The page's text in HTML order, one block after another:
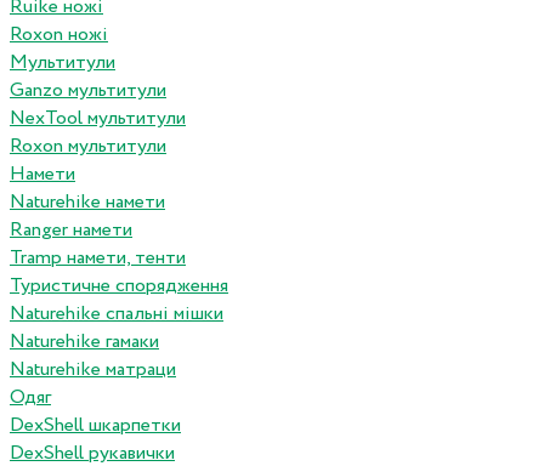
Ruike ножі
Roxon ножi
Мультитули
Ganzo мультитули
NexTool мультитули
Roxon мультитули
Намети
Naturehike намети
Ranger намети
Tramp намети, тенти
Туристичне спорядження
Naturehike спальні мішки
Naturehike гамаки
Naturehike матраци
Одяг
DexShell шкарпетки
DexShell рукавички